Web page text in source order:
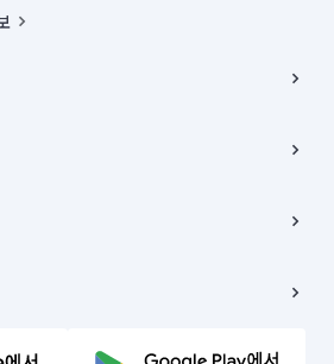
구 율곡로 6(중학동, 트윈트리빌딩) B동 5층
구 수송동 율곡로 24, 7층, 8층 미소
의무와 책임은 거래당사자에게 있습니다.
All Rights Reserved.